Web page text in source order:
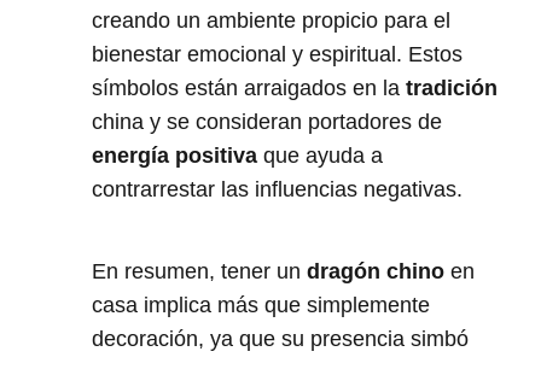
creando un ambiente propicio para el
bienestar emocional y espiritual. Estos
símbolos están arraigados en la tradición
china y se consideran portadores de
energía positiva que ayuda a
contrarrestar las influencias negativas.
En resumen, tener un dragón chino en
casa implica más que simplemente
decoración, ya que su presencia simbó